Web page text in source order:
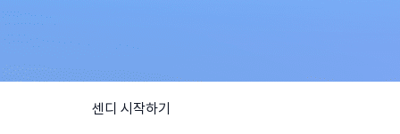
센디 시작하기